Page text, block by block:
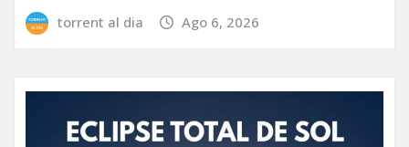
torrent al dia Ago 6, 2026